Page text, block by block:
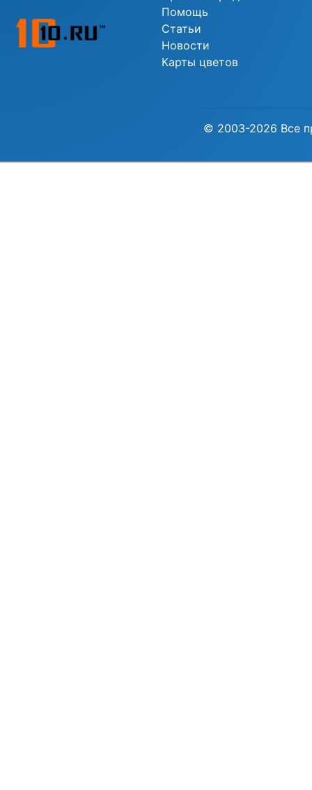
Помощь
Статьи
Новости
Карты цветов
© 2003-2026 Все